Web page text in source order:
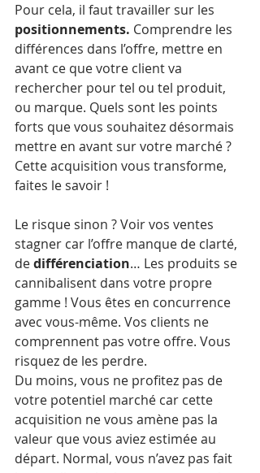
Pour cela, il faut travailler sur les
positionnements. Comprendre les
différences dans l’offre, mettre en
avant ce que votre client va
rechercher pour tel ou tel produit,
ou marque. Quels sont les points
forts que vous souhaitez désormais
mettre en avant sur votre marché ?
Cette acquisition vous transforme,
faites le savoir !
Le risque sinon ? Voir vos ventes
stagner car l’offre manque de clarté,
de différenciation… Les produits se
cannibalisent dans votre propre
gamme ! Vous êtes en concurrence
avec vous-même. Vos clients ne
comprennent pas votre offre. Vous
risquez de les perdre.
Du moins, vous ne profitez pas de
votre potentiel marché car cette
acquisition ne vous amène pas la
valeur que vous aviez estimée au
départ. Normal, vous n’avez pas fait